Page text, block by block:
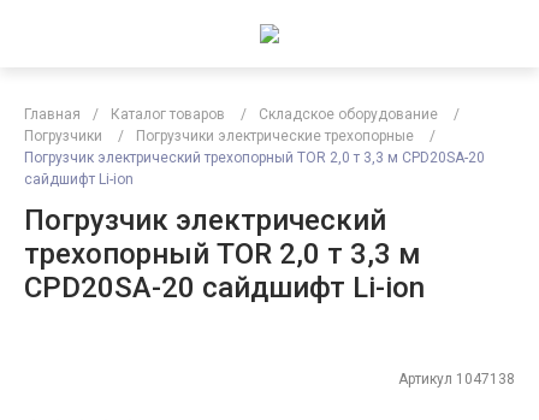
Главная / Каталог товаров / Складское оборудование
/
Погрузчики
/ Погрузчики электрические трехопорные
/
Погрузчик электрический трехопорный TOR 2,0 т 3,3 м CPD20SA-20
сайдшифт Li-ion
Погрузчик электрический
трехопорный TOR 2,0 т 3,3 м
CPD20SA-20 сайдшифт Li-ion
Артикул 1047138